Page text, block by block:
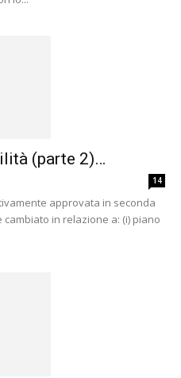
(parte 2)…
14
approvata in seconda
in relazione a: (i) piano